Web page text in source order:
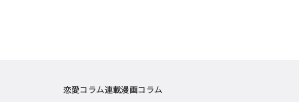
恋愛コラム連載漫画コラム